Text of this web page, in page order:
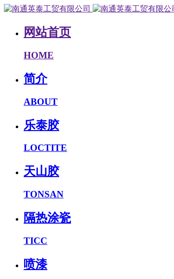
网站首页
HOME
简介
ABOUT
乐泰胶
LOCTITE
天山胶
TONSAN
隔热涂瓷
TICC
喷漆